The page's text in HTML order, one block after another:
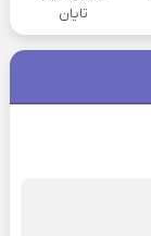
تایان